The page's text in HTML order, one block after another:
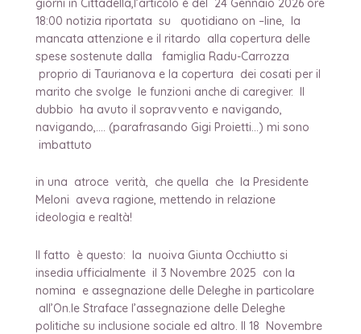
18:00 notizia riportata su quotidiano on –line, la
mancata attenzione e il ritardo alla copertura delle
spese sostenute dalla famiglia Radu-Carrozza
proprio di Taurianova e la copertura dei cosati per il
marito che svolge le funzioni anche di caregiver. Il
dubbio ha avuto il sopravvento e navigando,
navigando,…. (parafrasando Gigi Proietti…) mi sono
imbattuto
in una atroce verità, che quella che la Presidente
Meloni aveva ragione, mettendo in relazione
ideologia e realtà!
Il fatto è questo: la nuoiva Giunta Occhiutto si
insedia ufficialmente il 3 Novembre 2025 con la
nomina e assegnazione delle Deleghe in particolare
all’On.le Straface l’assegnazione delle Deleghe
politiche su inclusione sociale ed altro. Il 18 Novembre